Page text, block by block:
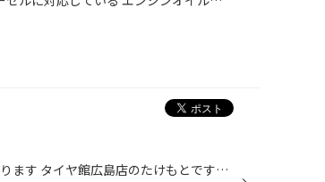
こんにちは♪ 広島県広島市安佐南区の八木にあります タイヤ館広島店のたけもとです！ 明日は、火曜日ですが 臨時営業します！ https://tkcp-spring-premium-tire-sale-ed682bcc13b6.herokuapp.com/ こちら↑プレミアムタイヤセール 開催中です タイヤ交換をご検討の方、必見です！ 後、抽選でメンテ...